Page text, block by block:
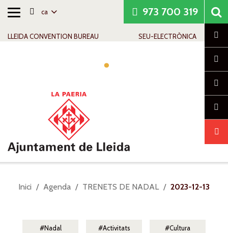
Alternar
ca
LLEIDA CONVENTION BUREAU SEU-ELECTRÒNICA
973 700 319
Sou
Inici Agenda TRENETS DE NADAL 2023-12-13
Nadal Activitats Cultura